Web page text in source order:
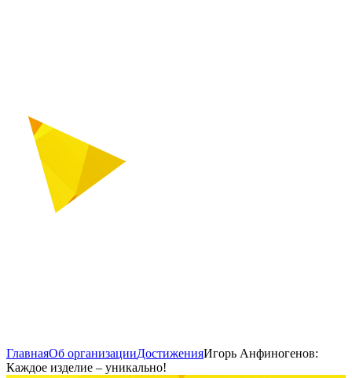
ГлавнаяОб организацииДостиженияИгорь Анфиногенов:
Каждое изделие – уникально!